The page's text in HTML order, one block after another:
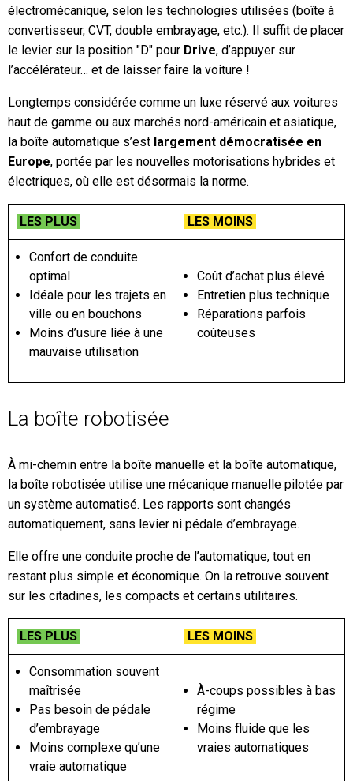
électromécanique, selon les technologies utilisées (boîte à
convertisseur, CVT, double embrayage, etc.). Il suffit de placer
le levier sur la position "D" pour Drive, d’appuyer sur
l’accélérateur… et de laisser faire la voiture !
Longtemps considérée comme un luxe réservé aux voitures
haut de gamme ou aux marchés nord-américain et asiatique,
la boîte automatique s’est largement démocratisée en
Europe, portée par les nouvelles motorisations hybrides et
électriques, où elle est désormais la norme.
LES PLUS LES MOINS
Confort de conduite
optimal
Idéale pour les trajets en
ville ou en bouchons
Moins d’usure liée à une
mauvaise utilisation
Coût d’achat plus élevé
Entretien plus technique
Réparations parfois
coûteuses
La boîte robotisée
À mi-chemin entre la boîte manuelle et la boîte automatique,
la boîte robotisée utilise une mécanique manuelle pilotée par
un système automatisé. Les rapports sont changés
automatiquement, sans levier ni pédale d’embrayage.
Elle offre une conduite proche de l’automatique, tout en
restant plus simple et économique. On la retrouve souvent
sur les citadines, les compacts et certains utilitaires.
LES PLUS LES MOINS
Consommation souvent
maîtrisée
Pas besoin de pédale
d’embrayage
Moins complexe qu’une
vraie automatique
À-coups possibles à bas
régime
Moins fluide que les
vraies automatiques